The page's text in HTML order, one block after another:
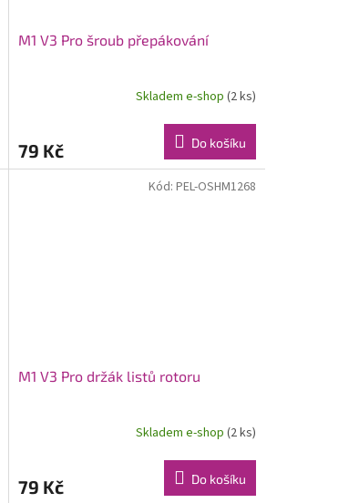
M1 V3 Pro šroub přepákování
Skladem e-shop (2 ks)
79 Kč Do košíku
M1 V3 Pro držák listů rotoru
Skladem e-shop (2 ks)
79 Kč Do košíku
Kód: PEL-OSHM1268